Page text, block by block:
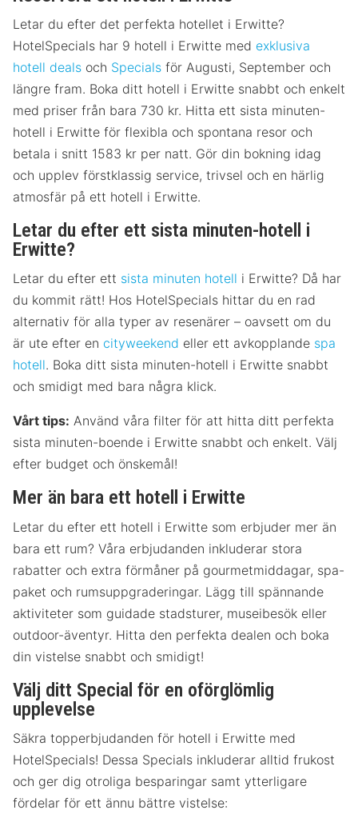
Letar du efter det perfekta hotellet i Erwitte?
HotelSpecials har 9 hotell i Erwitte med exklusiva
hotell deals och Specials för Augusti, September och
längre fram. Boka ditt hotell i Erwitte snabbt och enkelt
med priser från bara 730 kr. Hitta ett sista minuten-
hotell i Erwitte för flexibla och spontana resor och
betala i snitt 1583 kr per natt. Gör din bokning idag
och upplev förstklassig service, trivsel och en härlig
atmosfär på ett hotell i Erwitte.
Letar du efter ett sista minuten-hotell i
Erwitte?
Letar du efter ett sista minuten hotell i Erwitte? Då har
du kommit rätt! Hos HotelSpecials hittar du en rad
alternativ för alla typer av resenärer – oavsett om du
är ute efter en cityweekend eller ett avkopplande spa
hotell. Boka ditt sista minuten-hotell i Erwitte snabbt
och smidigt med bara några klick.
Vårt tips: Använd våra filter för att hitta ditt perfekta
sista minuten-boende i Erwitte snabbt och enkelt. Välj
efter budget och önskemål!
Mer än bara ett hotell i Erwitte
Letar du efter ett hotell i Erwitte som erbjuder mer än
bara ett rum? Våra erbjudanden inkluderar stora
rabatter och extra förmåner på gourmetmiddagar, spa-
paket och rumsuppgraderingar. Lägg till spännande
aktiviteter som guidade stadsturer, museibesök eller
outdoor-äventyr. Hitta den perfekta dealen och boka
din vistelse snabbt och smidigt!
Välj ditt Special för en oförglömlig
upplevelse
Säkra topperbjudanden för hotell i Erwitte med
HotelSpecials! Dessa Specials inkluderar alltid frukost
och ger dig otroliga besparingar samt ytterligare
fördelar för ett ännu bättre vistelse: